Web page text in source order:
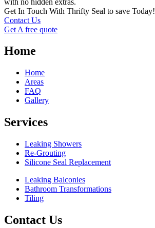
Get In Touch With Thrifty Seal to save Today!
Contact Us
Get A free quote
Home
Home
Areas
FAQ
Gallery
Services
Leaking Showers
Re-Grouting
Silicone Seal Replacement
Leaking Balconies
Bathroom Transformations
Tiling
Contact Us